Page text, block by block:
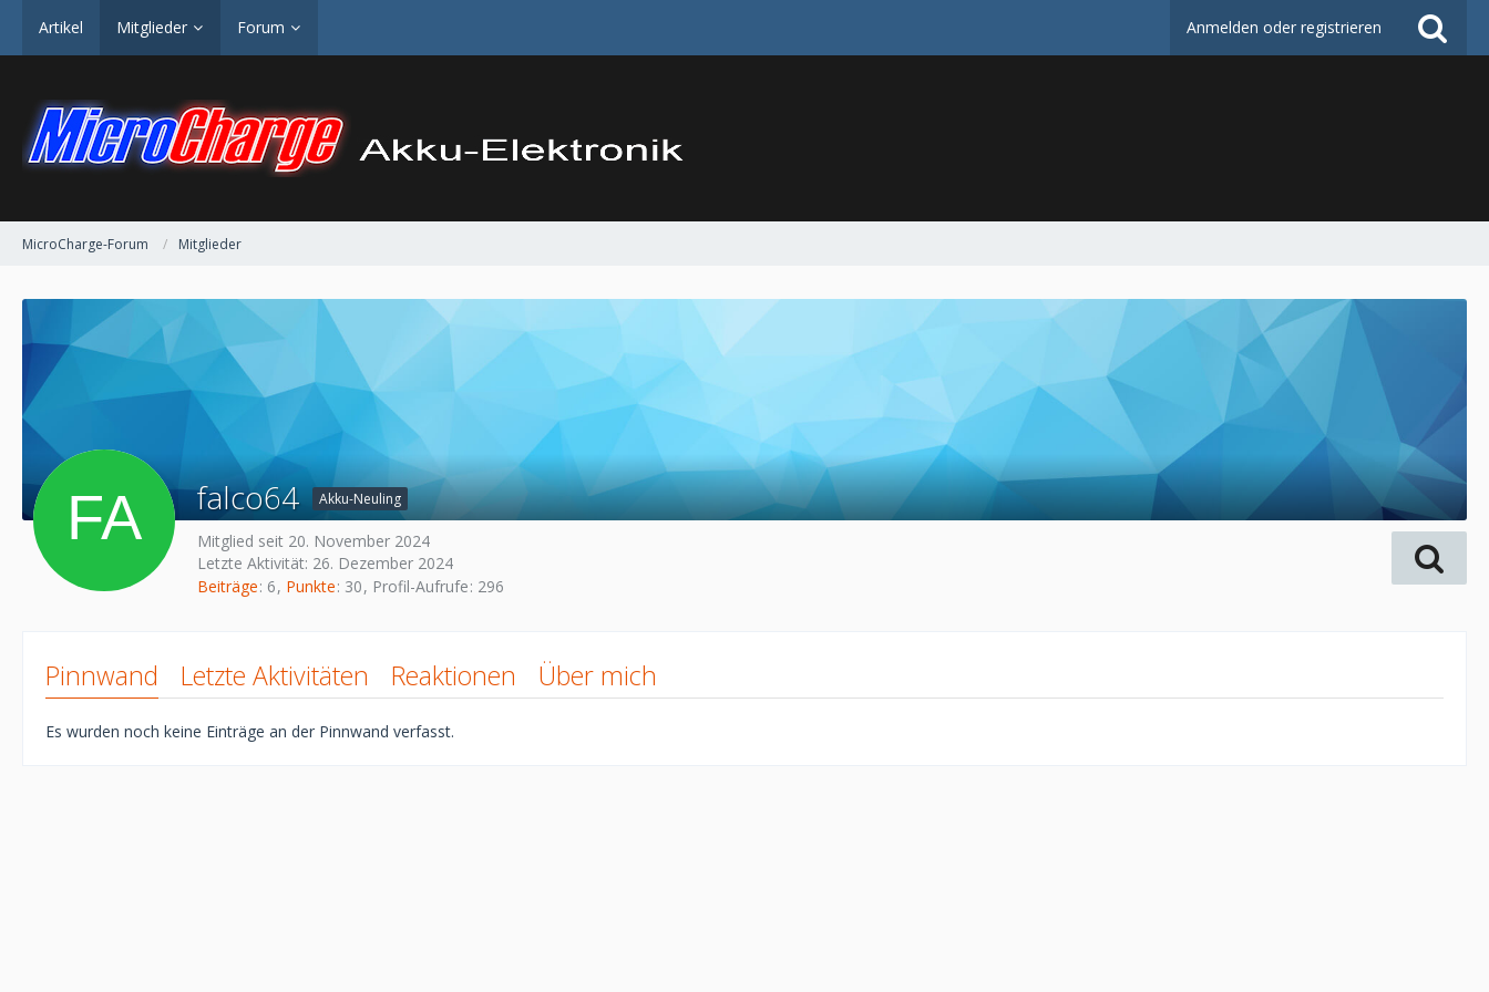
Artikel Mitglieder Forum Anmelden oder registrieren
MicroCharge-Forum Mitglieder
falco64 Akku-Neuling
Mitglied seit 20. November 2024
Letzte Aktivität: 26. Dezember 2024
Beiträge 6 Punkte 30 Profil-Aufrufe 296
Pinnwand Letzte Aktivitäten Reaktionen Über mich
Es wurden noch keine Einträge an der Pinnwand verfasst.